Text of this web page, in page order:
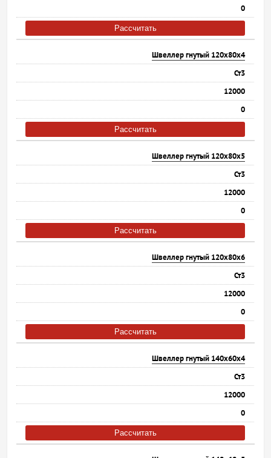
0
Рассчитать
Швеллер гнутый 120х80х4
Ст3
12000
0
Рассчитать
Швеллер гнутый 120х80х5
Ст3
12000
0
Рассчитать
Швеллер гнутый 120х80х6
Ст3
12000
0
Рассчитать
Швеллер гнутый 140х60х4
Ст3
12000
0
Рассчитать